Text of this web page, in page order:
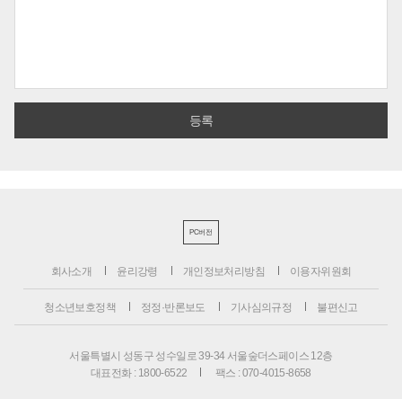
PC버전
회사소개 윤리강령 개인정보처리방침 이용자위원회
청소년보호정책 정정·반론보도 기사심의규정 불편신고
서울특별시 성동구 성수일로 39-34 서울숲더스페이스 12층
대표전화 : 1800-6522
팩스 : 070-4015-8658